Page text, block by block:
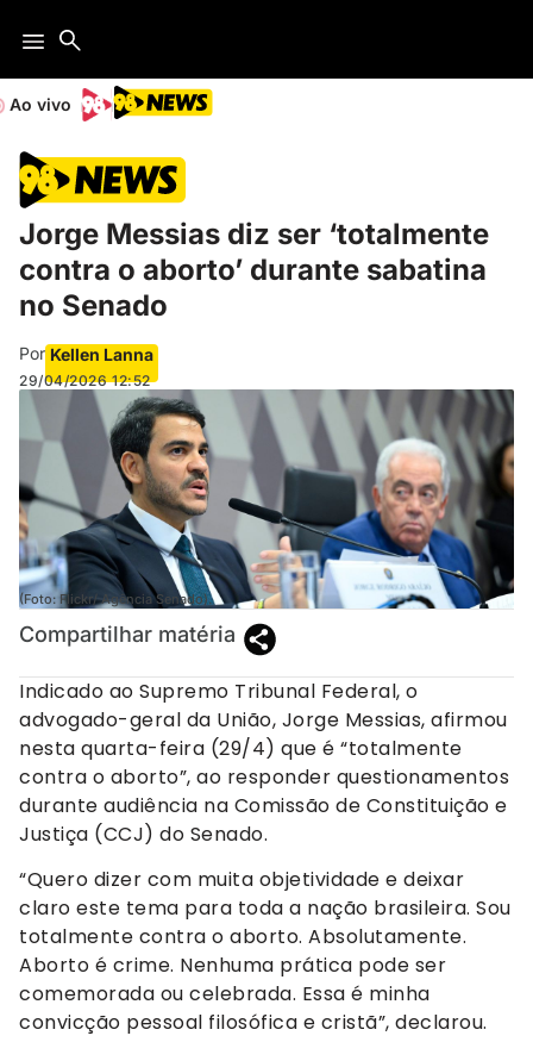
Ao vivo
Jorge Messias diz ser ‘totalmente
contra o aborto’ durante sabatina
no Senado
Por Kellen Lanna
29/04/2026 12:52
(Foto: Flickr/ Agência Senado).
Compartilhar matéria
Indicado ao Supremo Tribunal Federal, o
advogado-geral da União, Jorge Messias, afirmou
nesta quarta-feira (29/4) que é “totalmente
contra o aborto”, ao responder questionamentos
durante audiência na Comissão de Constituição e
Justiça (CCJ) do Senado.
“Quero dizer com muita objetividade e deixar
claro este tema para toda a nação brasileira. Sou
totalmente contra o aborto. Absolutamente.
Aborto é crime. Nenhuma prática pode ser
comemorada ou celebrada. Essa é minha
convicção pessoal filosófica e cristã”, declarou.